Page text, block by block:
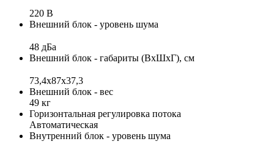
220 В
Внешний блок - уровень шума
48 дБа
Внешний блок - габариты (ВхШхГ), см
73,4х87х37,3
Внешний блок - вес
49 кг
Горизонтальная регулировка потока
Автоматическая
Внутренний блок - уровень шума